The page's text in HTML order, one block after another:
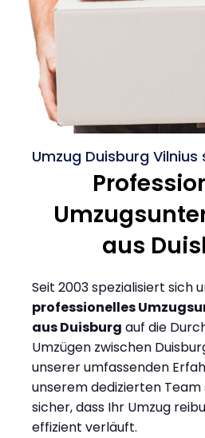
Umzug Duisburg Vilnius
aus
Seit 2003 spezialisiert sich
professionelles
aus Duisburg auf die
Umzügen zwischen
unserer umfassenden
unserem dedizierten
sicher, dass Ihr Umzug
effizient verläuft.